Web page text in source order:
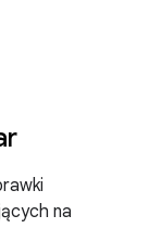
na